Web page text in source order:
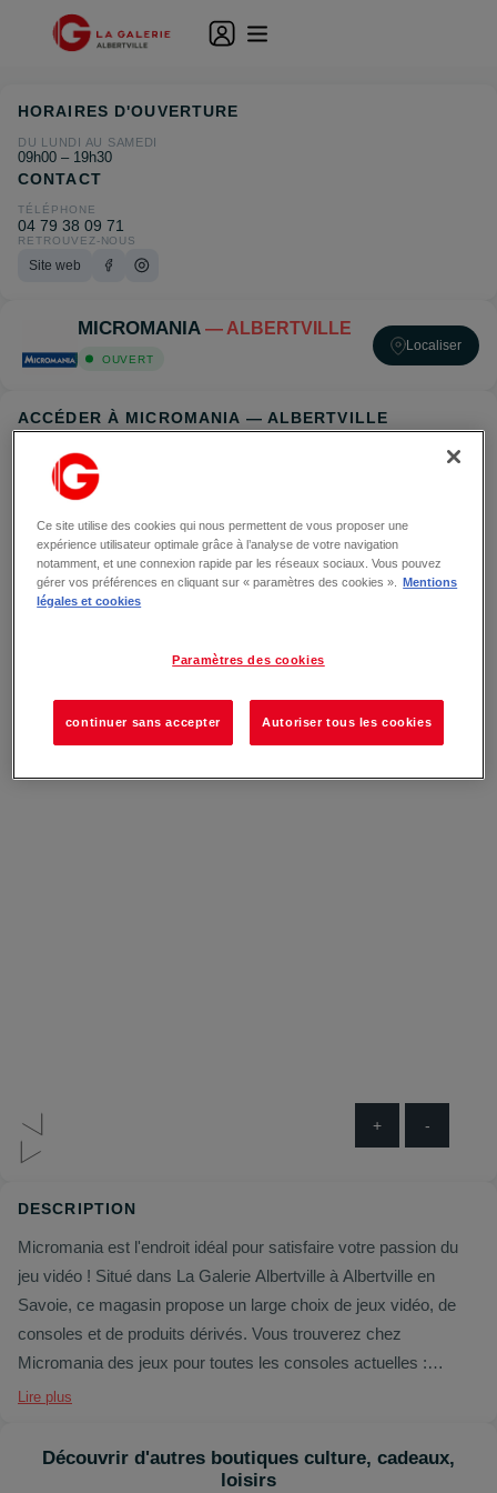
MICROMANIA — ALBERTVILLE
OUVERT
Localiser
ACCÉDER À MICROMANIA — ALBERTVILLE
+ -
HORAIRES D'OUVERTURE
DU LUNDI AU SAMEDI
09h00 – 19h30
CONTACT
TÉLÉPHONE
04 79 38 09 71
RETROUVEZ-NOUS
Site web
DESCRIPTION
Micromania est l'endroit idéal pour satisfaire votre passion du
jeu vidéo ! Situé dans La Galerie Albertville à Albertville en
Savoie, ce magasin propose un large choix de jeux vidéo, de
consoles et de produits dérivés. Vous trouverez chez
Micromania des jeux pour toutes les consoles actuelles :
PlayStation 5, Xbox série X, Nintendo Switch ou encore PC.
classiques aux plus modernes : RPG, FPS, action, aventure,
sport, simulation, etc. Vous y trouverez également les tout
Lire plus
Découvrir d'autres boutiques culture, cadeaux,
loisirs
Ce site utilise des cookies qui nous permettent de vous proposer une
expérience utilisateur optimale grâce à l’analyse de votre navigation
notamment, et une connexion rapide par les réseaux sociaux. Vous pouvez
gérer vos préférences en cliquant sur « paramètres des cookies ».
Mentions
légales et cookies
Paramètres des cookies
continuer sans accepter Autoriser tous les cookies